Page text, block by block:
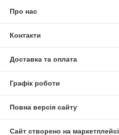
Про нас
Контакти
Доставка та оплата
Графік роботи
Повна версія сайту
Сайт створено на маркетплейсі